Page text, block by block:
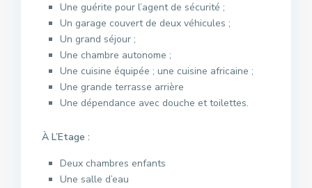
Une guérite pour l’agent de sécurité ;
Un garage couvert de deux véhicules ;
Un grand séjour ;
Une chambre autonome ;
Une cuisine équipée ; une cuisine africaine ;
Une grande terrasse arrière
Une dépendance avec douche et toilettes.
À L’Etage :
Deux chambres enfants
Une salle d’eau